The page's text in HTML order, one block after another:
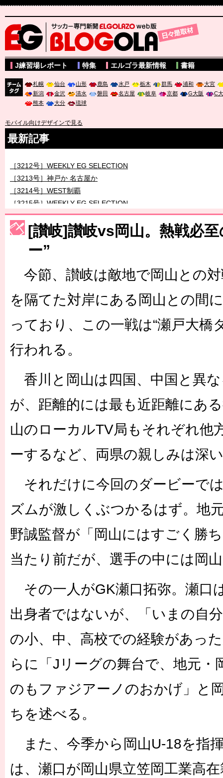
サッカー専門新聞ELGOLAZO web版 BLOGOLA
J練習場レポート 特集 エルゴラ最新情報 書籍
札幌 仙台 山形 鹿島 水戸 栃木 群馬 浦和
大宮
新潟
金沢 清水 磐田 名古屋 岐阜 京都 G大阪
C
熊本
大分 琉球
モバイル向けデザインで見る
最新記事
［3212号］WEEKLY EG SELECTION
［3213号］神戸か 名古屋か
［3214号］WEST制覇
［3215号］WEEKLY EG SELECTION
［3216号］行く末占うラストワン
［3217号］最高の景色へ出国
［3218号］WEEKLY EG SELECTION
［3220号］伝説の王者、黄金のシャーレ
[讃岐]讃岐vs岡山。熱戦必
ー”
今節、讃岐は敵地で岡山との
を隔てた対岸にある岡山との間
っており、この一戦は“瀬戸大橋
行われる。
香川と岡山は四国、中国と異
が、距離的には最も近距離にあ
山のローカルTV局もそれぞれ他
ーするなど、両県の親しみは深
それだけに今回のダービーで
ズムが激しくぶつかるはず。地
野誠監督が「岡山にはすごく勝
当たり前だが、選手の中には岡
その一人がGK瀬口拓弥。瀬口
出身者ではないが、「いまの自
の小、中、高校での経験があっ
らに「Jリーグの舞台で、地元・
のもファジアーノのおかげ」と
ちを述べる。
また、今季から岡山U-18を指
は、瀬口が岡山県立笠岡工業高